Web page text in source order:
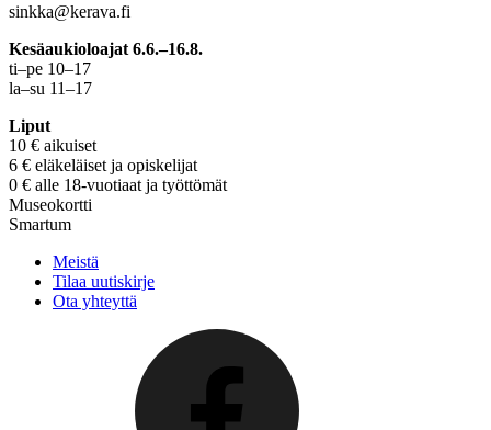
sinkka@kerava.fi
Kesäaukioloajat 6.6.–16.8.
ti–pe 10–17
la–su 11–17
Liput
10 € aikuiset
6 € eläkeläiset ja opiskelijat
0 € alle 18-vuotiaat ja työttömät
Museokortti
Smartum
Meistä
Tilaa uutiskirje
Ota yhteyttä